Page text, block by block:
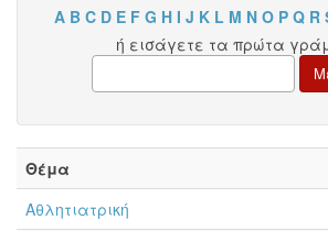
A B C D E F G H I J K L M N O P Q R
ή εισάγετε τα πρώτα
Θέμα
Αθλητιατρική